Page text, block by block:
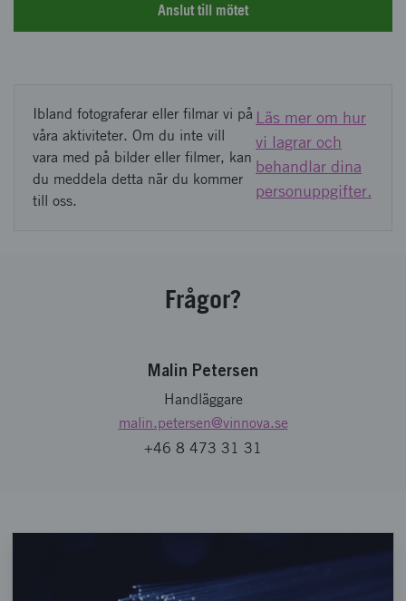
Anslut till mötet
Ibland fotograferar eller filmar vi på
våra aktiviteter. Om du inte vill
vara med på bilder eller filmer, kan
du meddela detta när du kommer
till oss.
Läs mer om hur
vi lagrar och
behandlar dina
personuppgifter.
Frågor?
Malin Petersen
Handläggare
malin.petersen@vinnova.se
+46 8 473 31 31